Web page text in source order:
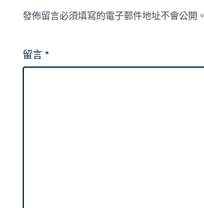
發佈留言必須填寫的電子郵件地址不會公開。
留言*